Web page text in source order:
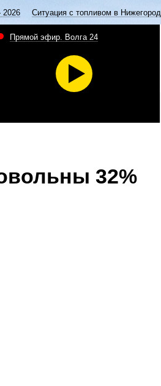
Ситуация с топливом в
Прямой эфир. Волга 24
32%